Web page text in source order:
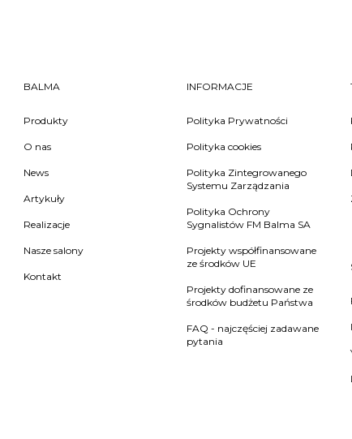
BALMA
Produkty
O nas
News
Artykuły
Realizacje
Nasze salony
Kontakt
INFORMACJE
Polityka Prywatności
Polityka cookies
Polityka Zintegrowanego
Systemu Zarządzania
Polityka Ochrony
Sygnalistów FM Balma SA
Projekty współfinansowane
ze środków UE
Projekty dofinansowane ze
środków budżetu Państwa
FAQ - najczęściej zadawane
pytania